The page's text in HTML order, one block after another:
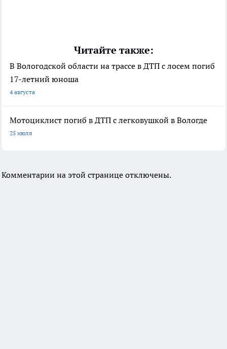
Читайте также:
В Вологодской области на трассе в ДТП с лосем погиб
17-летний юноша
4 августа
Мотоциклист погиб в ДТП с легковушкой в Вологде
25 июля
Комментарии на этой странице отключены.